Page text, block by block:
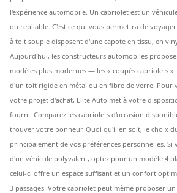
l'expérience automobile. Un cabriolet est un
ou repliable. C'est ce qui vous permettra de
à toit souple disposent d'une capote en tissu, en
Aujourd'hui, les constructeurs automobiles
modèles plus modernes — les « coupés cabriolets
d'un toit rigide en métal ou en fibre de verre. Pour
votre projet d'achat, Elite Auto met à votre
fourni. Comparez les cabriolets d'occasion
trouver votre bonheur. Quoi qu'il en soit, le choix
principalement de vos préférences personnelles. Si
d'un véhicule polyvalent, optez pour un modèle 4
celui-ci offre un espace suffisant et un confort
3 passages. Votre cabriolet peut même proposer